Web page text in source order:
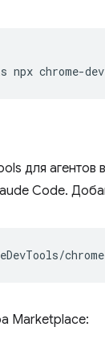
npx
для
Code.
Marketplace: